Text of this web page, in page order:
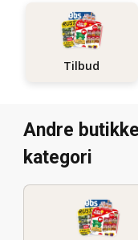
Tilbud
Andre
kategori